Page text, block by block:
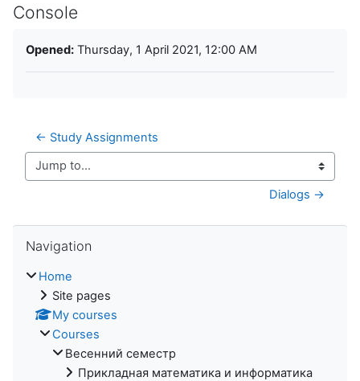
Console
Opened: Thursday, 1 April 2021, 12:00 AM
← Study Assignments
Jump to...
Dialogs →
Navigation
Home
Site pages
My courses
Courses
Весенний семестр
Прикладная математика и информатика